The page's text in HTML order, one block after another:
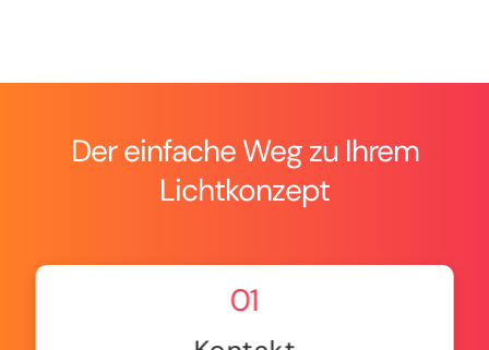
Der einfache Weg zu Ihrem
Lichtkonzept
01